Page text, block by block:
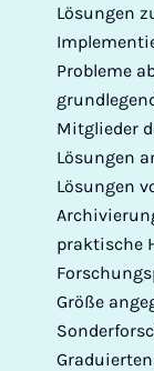
Lösungen
Probleme
Mitglieder
Lösungen
Lösungen
praktische
Größe